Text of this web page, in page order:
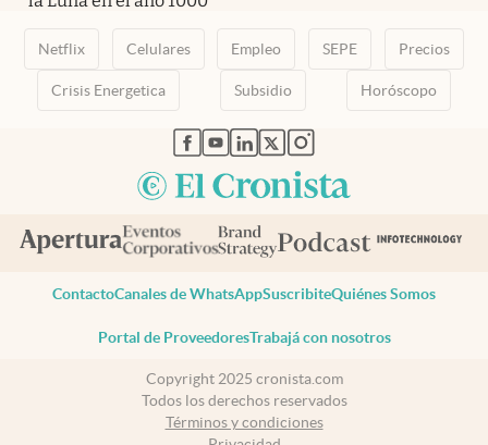
Netflix Celulares Empleo SEPE Precios
Crisis Energetica Subsidio Horóscopo
abre en nueva pestaña
abre en nueva pestaña
abre en nueva pestaña
abre en nueva pestaña
abre en nueva pestaña
ContactoCanales de WhatsAppSuscribiteQuiénes Somos
Portal de ProveedoresTrabajá con nosotros
Copyright 2025 cronista.com
Todos los derechos reservados
Términos y condiciones